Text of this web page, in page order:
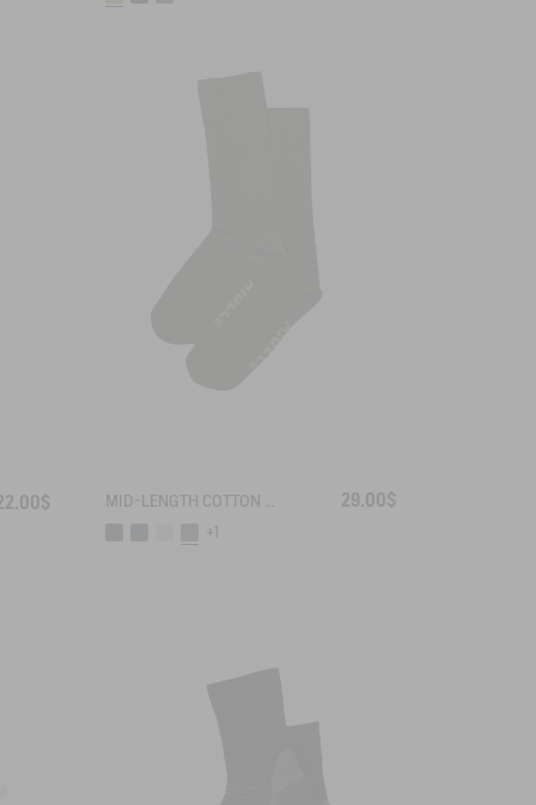
MID-LENGTH COTTON SOCKS MADE IN FRANCE 29.00$
+1